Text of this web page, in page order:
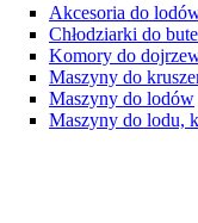
Akcesoria do
Chłodziarki do
Komory do
Maszyny do
Maszyny do lodów
Maszyny do lodu,